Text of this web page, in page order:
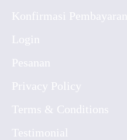
Konfirmasi Pembayaran
Login
Pesanan
Privacy Policy
Terms & Conditions
Testimonial